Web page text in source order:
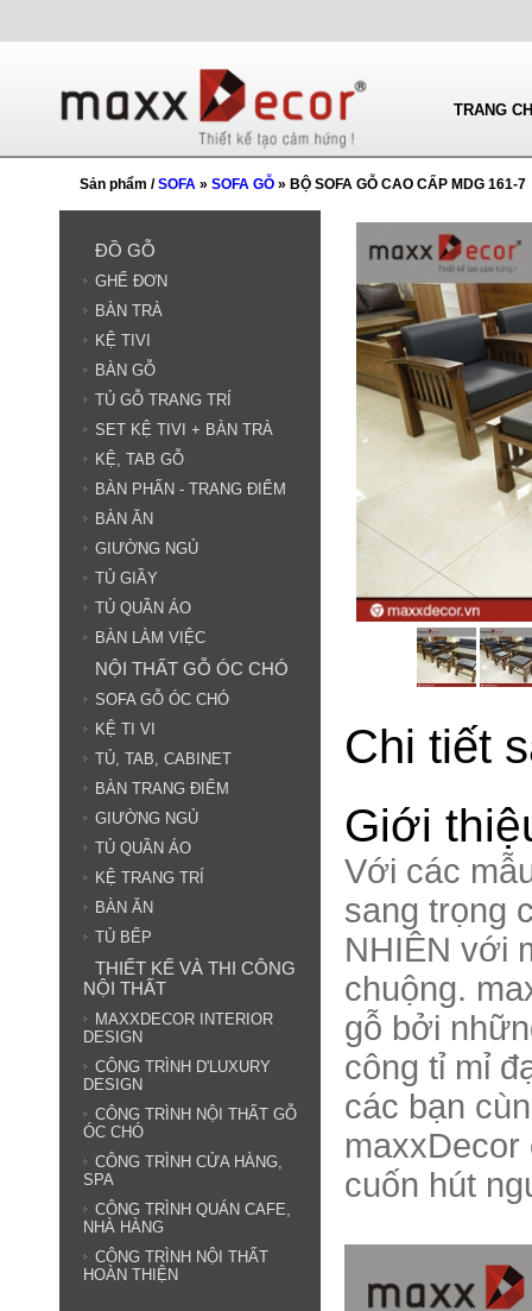
TRANG
Sản phẩm /SOFA » SOFA GỖ » BỘ SOFA GỖ CAO CẤP MDG 161-7
Chi tiết
Giới
Với các
sang trọng
NHIÊN với
chuộng.
gỗ bởi
công tỉ mỉ
các bạn
cuốn hút
ĐỒ GỖ
GHẾ ĐƠN
BÀN TRÀ
KỆ TIVI
BÀN GỖ
TỦ GỖ TRANG TRÍ
SET KỆ TIVI + BÀN TRÀ
KỆ, TAB GỖ
BÀN PHẤN - TRANG ĐIỂM
BÀN ĂN
GIƯỜNG NGỦ
TỦ GIẦY
TỦ QUẦN ÁO
BÀN LÀM VIỆC
NỘI THẤT GỖ ÓC CHÓ
SOFA GỖ ÓC CHÓ
KỆ TI VI
TỦ, TAB, CABINET
BÀN TRANG ĐIỂM
GIƯỜNG NGỦ
TỦ QUẦN ÁO
KỆ TRANG TRÍ
BÀN ĂN
TỦ BẾP
THIẾT KẾ VÀ THI CÔNG
NỘI THẤT
MAXXDECOR INTERIOR
DESIGN
CÔNG TRÌNH D'LUXURY
DESIGN
CÔNG TRÌNH NỘI THẤT GỖ
ÓC CHÓ
CÔNG TRÌNH CỬA HÀNG,
SPA
CÔNG TRÌNH QUÁN CAFE,
NHÀ HÀNG
CÔNG TRÌNH NỘI THẤT
HOÀN THIỆN